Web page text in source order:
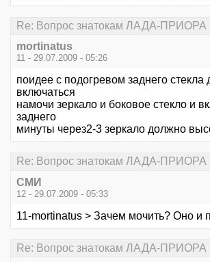
Re: Вопрос знатокам ЛАДА-ПРИОРА
mortinatus
11 - 29.07.2009 - 05:26
поидее с подогревом заднего стекла
включаться
намочи зеркало и боковое стекло и
заднего
минуты через2-3 зеркало должно
Re: Вопрос знатокам ЛАДА-ПРИОРА
СМИ
12 - 29.07.2009 - 05:33
11-mortinatus > Зачем мочить? Оно и
Re: Вопрос знатокам ЛАДА-ПРИОРА